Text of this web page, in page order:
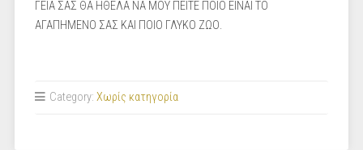
ΓΕΙΑ ΣΑΣ ΘΑ ΗΘΕΛΑ ΝΑ ΜΟΥ ΠΕΙΤΕ ΠΟΙΟ ΕΙΝΑΙ ΤΟ
ΑΓΑΠΗΜΕΝΟ ΣΑΣ ΚΑΙ ΠΟΙΟ ΓΛΥΚΟ ΖΩΟ.
Category: Χωρίς κατηγορία